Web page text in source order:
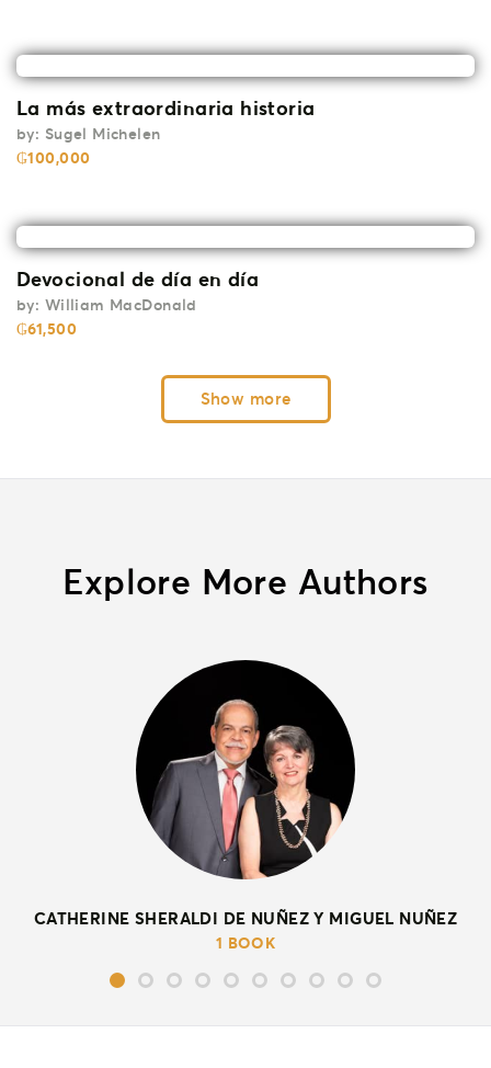
La más extraordinaria historia
by: Sugel Michelen
₲100,000
Devocional de día en día
by: William MacDonald
₲61,500
Show more
Explore More Authors
CATHERINE SHERALDI DE NUÑEZ Y MIGUEL NUÑEZ
1 BOOK